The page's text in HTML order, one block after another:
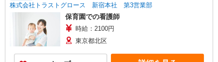
者研修 ・介護福祉士 など
株式会社トラストグロース 新宿本社 第3営業部
保育園での看護師
時給：2100円
東京都北区